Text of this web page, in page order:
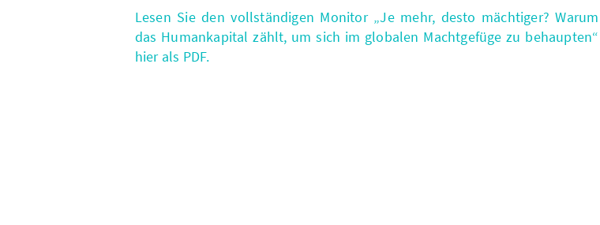
Lesen Sie den vollständigen Monitor „Je mehr, desto mächtiger? Warum
das Humankapital zählt, um sich im globalen Machtgefüge zu behaupten“
hier als PDF.